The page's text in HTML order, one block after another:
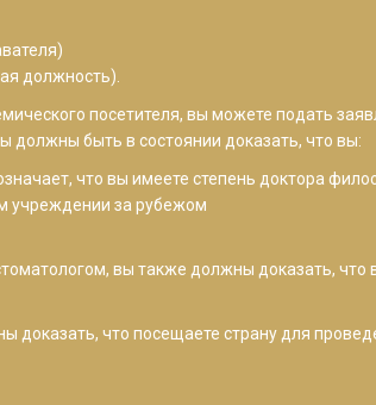
должность).
посетителя, вы можете подать
должны быть в состоянии доказать, что вы:
что вы имеете степень доктора
учреждении за рубежом
вы также должны доказать,
что посещаете страну для